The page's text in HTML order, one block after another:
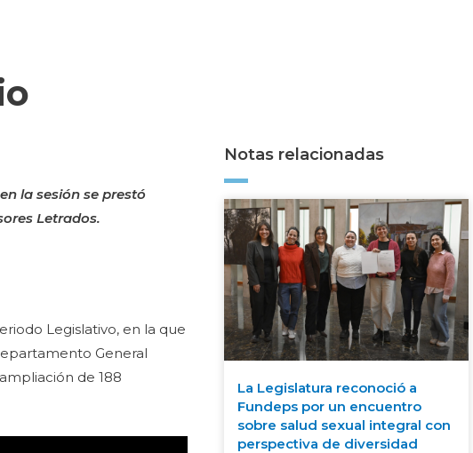
la sesión se prestó
Letrados.
Legislativo, en la que
General
de 188
Notas relacionadas
La Legislatura reconoció a
Fundeps por un encuentro
sobre salud sexual integral con
perspectiva de diversidad